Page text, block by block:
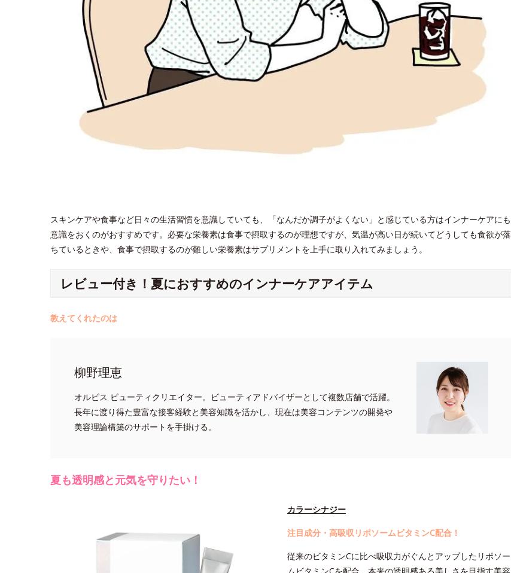
スキンケアや食事など日々の生活習慣を意識していても、「なんだか調子がよくない」と感じている方はインナーケアにも
意識をおくのがおすすめです。必要な栄養素は食事で摂取するのが理想ですが、気温が高い日が続いてどうしても食欲が落
ちているときや、食事で摂取するのが難しい栄養素はサプリメントを上手に取り入れてみましょう。
レビュー付き！夏におすすめのインナーケアアイテム
教えてくれたのは
柳野理恵
オルビス ビューティクリエイター。ビューティアドバイザーとして複数店舗で活躍。
長年に渡り得た豊富な接客経験と美容知識を活かし、現在は美容コンテンツの開発や
美容理論構築のサポートを手掛ける。
夏も透明感と元気を守りたい！
カラーシナジー
注目成分・高吸収リポソームビタミンC配合！
従来のビタミンCに比べ吸収力がぐんとアップしたリポソー